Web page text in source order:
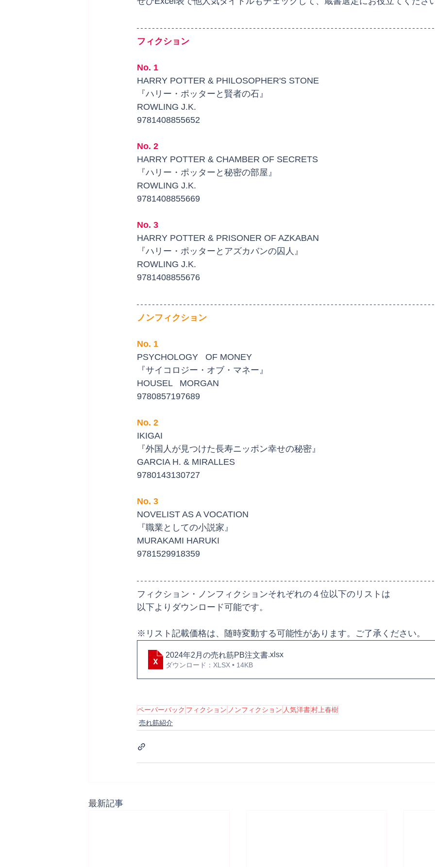
フィクション
No. 1
HARRY POTTER & PHILOSOPHER'S STONE
『ハリー・ポッターと賢者の石』
ROWLING J.K.
9781408855652
No. 2
HARRY POTTER & CHAMBER OF SECRETS
『ハリー・ポッターと秘密の部屋』
ROWLING J.K.
9781408855669
No. 3
HARRY POTTER & PRISONER OF AZKABAN
『ハリー・ポッターとアズカバンの囚人』
ROWLING J.K.
9781408855676
ノンフィクション
No. 1
PSYCHOLOGY   OF MONEY
『サイコロジー・オブ・マネー』
HOUSEL   MORGAN
9780857197689
No. 2
IKIGAI
『外国人が見つけた長寿ニッポン幸せの秘密』
GARCIA H. & MIRALLES
9780143130727
No. 3
NOVELIST AS A VOCATION
『職業としての小説家』
MURAKAMI HARUKI
9781529918359
フィクション・ノンフィクションそれぞれの４位以下のリストは
以下よりダウンロード可能です。
※リスト記載価格は、随時変動する可能性があります。ご了承ください。
2024年2月の売れ筋PB注文書.xlsx
ダウンロード：XLSX • 14KB
ペーパーバック フィクション ノンフィクション 人気洋書村上春樹
売れ筋紹介
最新記事